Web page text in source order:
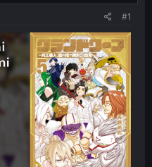
t
#1